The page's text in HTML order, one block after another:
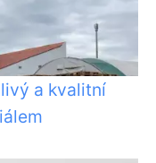
a kvalitní